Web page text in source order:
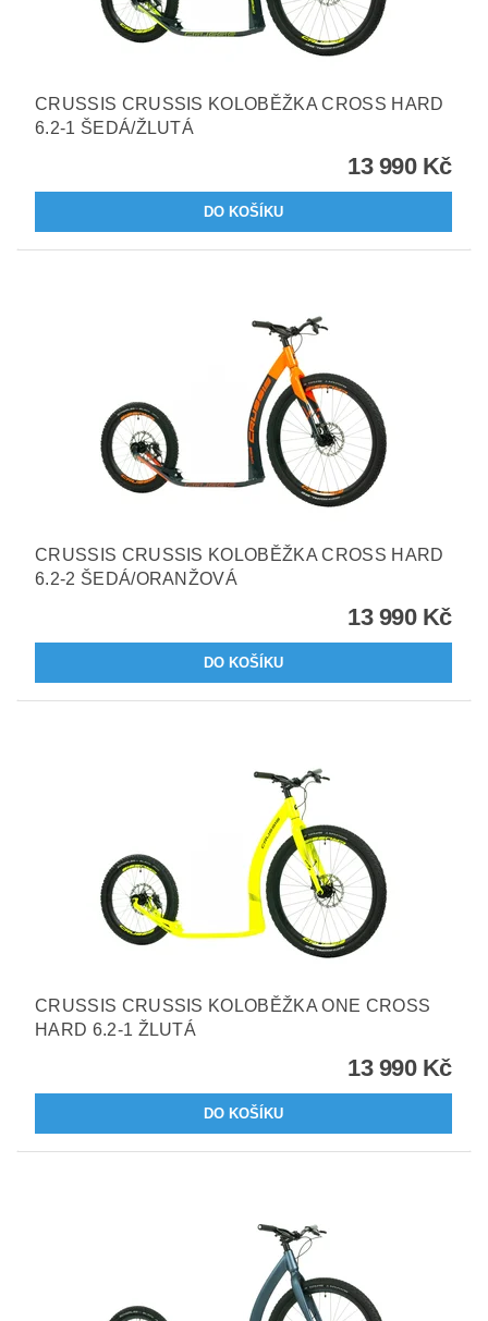
CRUSSIS CRUSSIS KOLOBĚŽKA CROSS HARD
6.2-1 ŠEDÁ/ŽLUTÁ
13 990 Kč
CRUSSIS CRUSSIS KOLOBĚŽKA CROSS HARD
6.2-2 ŠEDÁ/ORANŽOVÁ
13 990 Kč
CRUSSIS CRUSSIS KOLOBĚŽKA ONE CROSS
HARD 6.2-1 ŽLUTÁ
13 990 Kč